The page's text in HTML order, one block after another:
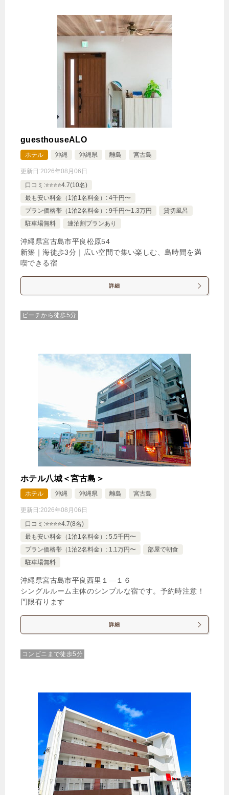
guesthouseALO
ホテル 沖縄 沖縄県 離島 宮古島
更新日:2026年08月06日
口コミ:⭐️⭐️⭐️⭐️4.7(10名)
最も安い料金（1泊1名料金）: 4千円〜
プラン価格帯（1泊2名料金）: 9千円〜1.3万円
貸切風呂
駐車場無料
連泊割プランあり
沖縄県宮古島市平良松原54
新築｜海徒歩3分｜広い空間で集い楽しむ、島時間を満
喫できる宿
詳細
ビーチから徒歩5分
ホテル八城＜宮古島＞
ホテル 沖縄 沖縄県 離島 宮古島
更新日:2026年08月06日
口コミ:⭐️⭐️⭐️⭐️4.7(8名)
最も安い料金（1泊1名料金）: 5.5千円〜
プラン価格帯（1泊2名料金）: 1.1万円〜
部屋で朝食
駐車場無料
沖縄県宮古島市平良西里１―１６
シングルルーム主体のシンプルな宿です。予約時注意！
門限有ります
詳細
コンビニまで徒歩5分